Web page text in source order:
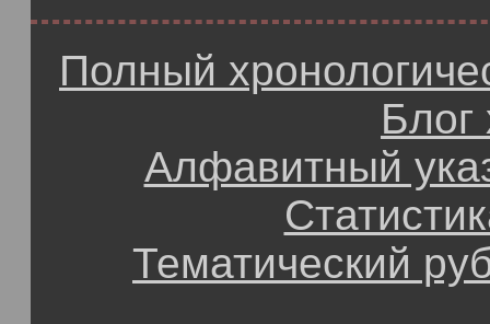
Полный
Блог
Алфавитный
Тематический